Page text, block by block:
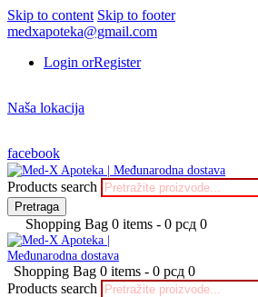
Skip to content Skip to footer
medxapoteka@gmail.com
Login orRegister
Naša lokacija
facebook
Products search
Pretraga
Shopping Bag 0 items - 0 рсд 0
Shopping Bag 0 items - 0 рсд 0
Products search